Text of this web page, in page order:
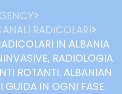
>
RADICOLARI>
IN ALBANIA
RADIOLOGIA
ROTANTI. ALBANIAN
GUIDA IN OGNI FASE.